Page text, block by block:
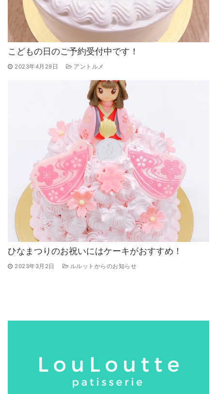
こどもの日のご予約受付中です！
2023年4月29日 アントルメ
ひなまつりのお祝いにはケーキがおすすめ！
2023年3月2日 ルルットからのお知らせ